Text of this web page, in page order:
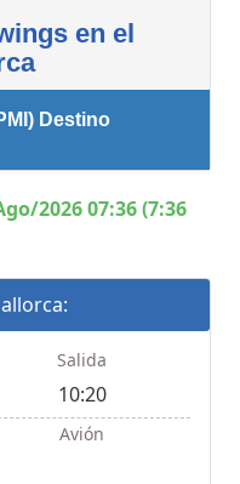
en el
Destino
2026 07:36 (7:36
Salida
10:20
Avión